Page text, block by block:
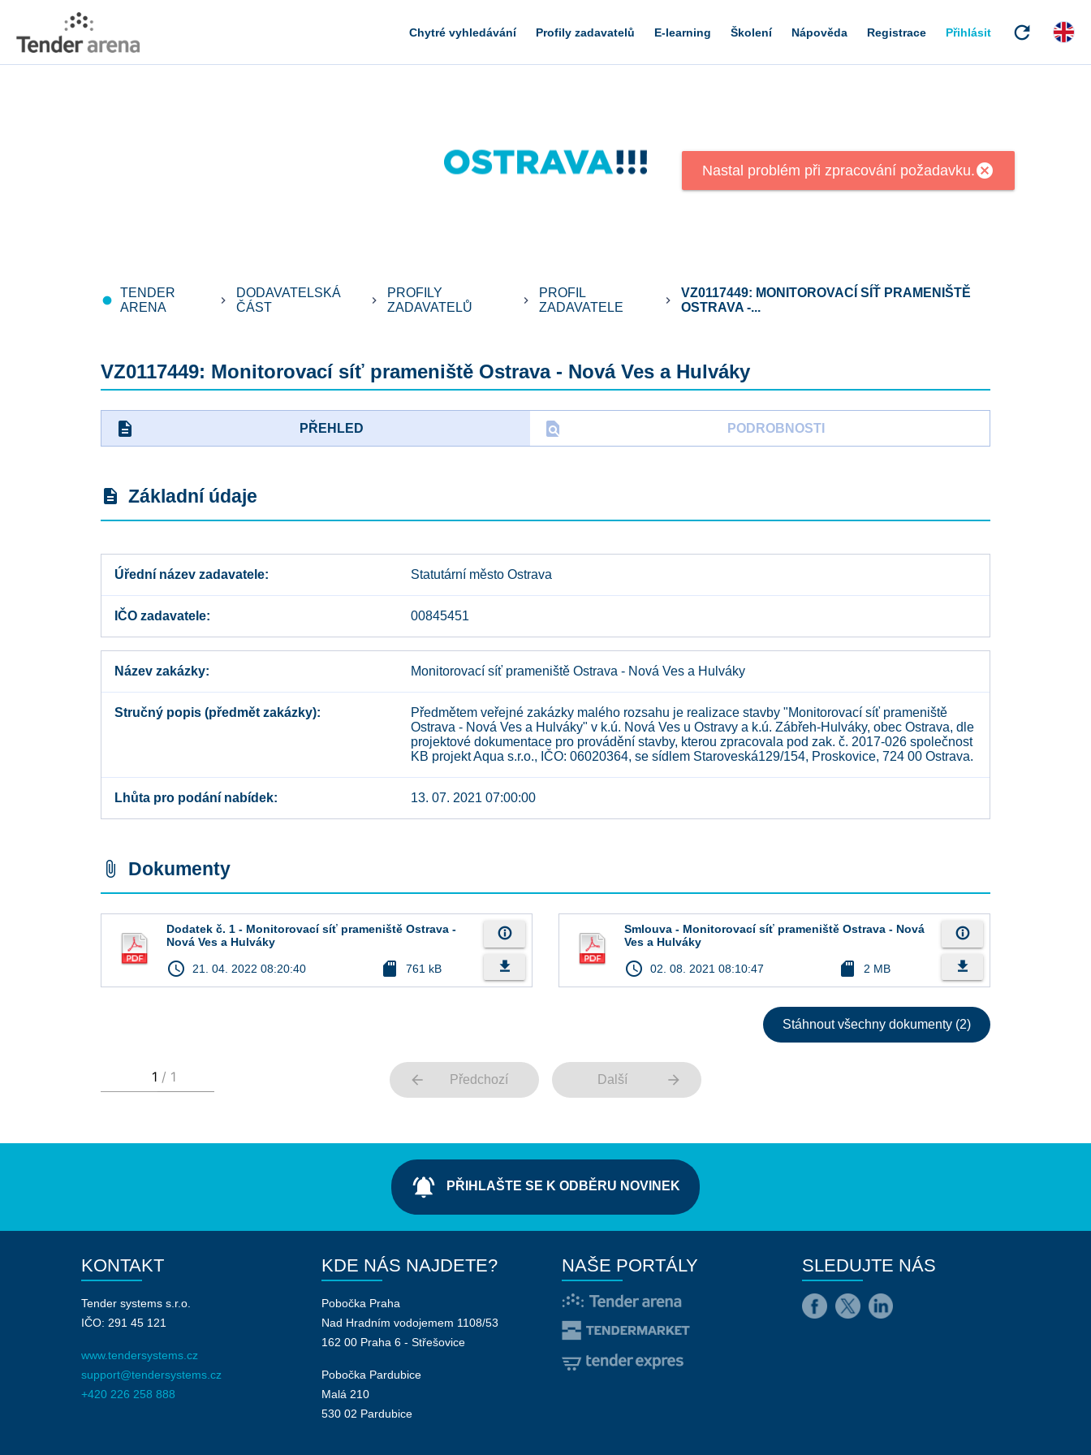
Chytré vyhledávání Profily zadavatelů E-learning Školení Nápověda Registrace Přihlásit refresh
fiber_manual_record
TENDER
ARENA
keyboard_arrow_right
DODAVATELSKÁ
ČÁST
keyboard_arrow_right
PROFILY
ZADAVATELŮ
keyboard_arrow_right
PROFIL
ZADAVATELE
keyboard_arrow_right
VZ0117449: MONITOROVACÍ SÍŤ PRAMENIŠTĚ
OSTRAVA -...
VZ0117449: Monitorovací síť prameniště Ostrava - Nová Ves a Hulváky
description PŘEHLED find_in_page PODROBNOSTI
description Základní údaje
Úřední název zadavatele Statutární město Ostrava
IČO zadavatele 00845451
Název zakázky Monitorovací síť prameniště Ostrava - Nová Ves a Hulváky
Stručný popis (předmět zakázky)
Předmětem veřejné zakázky malého rozsahu je realizace stavby "Monitorovací síť prameniště
Ostrava - Nová Ves a Hulváky" v k.ú. Nová Ves u Ostravy a k.ú. Zábřeh-Hulváky, obec Ostrava, dle
projektové dokumentace pro provádění stavby, kterou zpracovala pod zak. č. 2017-026 společnost
KB projekt Aqua s.r.o., IČO: 06020364, se sídlem Staroveská129/154, Proskovice, 724 00 Ostrava.
Lhůta pro podání nabídek 13. 07. 2021 07:00:00
attach_file Dokumenty
Dodatek č. 1 - Monitorovací síť prameniště Ostrava -
Nová Ves a Hulváky
access_time 21. 04. 2022 08:20:40 sd_card 761 kB
info_outline
file_download
Smlouva - Monitorovací síť prameniště Ostrava - Nová
Ves a Hulváky
access_time 02. 08. 2021 08:10:47 sd_card 2 MB
info_outline
file_download
Stáhnout všechny dokumenty (2)
arrow_back Předchozí Další arrow_forward
notifications_active PŘIHLAŠTE SE K ODBĚRU NOVINEK
KONTAKT
Tender systems s.r.o.
IČO: 291 45 121
www.tendersystems.cz
support@tendersystems.cz
+420 226 258 888
KDE NÁS NAJDETE?
Pobočka Praha
Nad Hradním vodojemem 1108/53
162 00 Praha 6 - Střešovice
Pobočka Pardubice
Malá 210
530 02 Pardubice
NAŠE PORTÁLY SLEDUJTE NÁS